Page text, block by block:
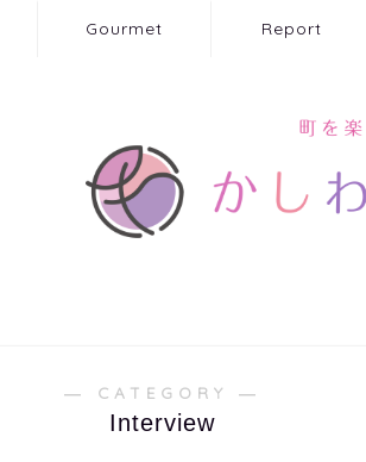
Gourmet Report
― CATEGORY ―
Interview